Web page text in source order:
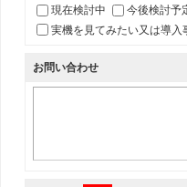
現在検討中
今後検討予
実機を見てみたい又は導入
お問い合わせ